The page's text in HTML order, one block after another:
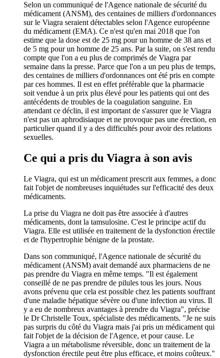
Selon un communiqué de l'Agence nationale de sécurité du
médicament (ANSM), des centaines de milliers d'ordonnances
sur le Viagra seraient détectables selon l'Agence européenne
du médicament (EMA). Ce n'est qu'en mai 2018 que l'on
estime que la dose est de 25 mg pour un homme de 38 ans et
de 5 mg pour un homme de 25 ans. Par la suite, on s'est rendu
compte que l'on a eu plus de comprimés de Viagra par
semaine dans la presse. Parce que l'on a un peu plus de temps,
des centaines de milliers d'ordonnances ont été pris en compte
par ces hommes. Il est en effet préférable que la pharmacie
soit vendue à un prix plus élevé pour les patients qui ont des
antécédents de troubles de la coagulation sanguine. En
attendant ce déclin, il est important de s'assurer que le Viagra
n'est pas un aphrodisiaque et ne provoque pas une érection, en
particulier quand il y a des difficultés pour avoir des relations
sexuelles.
Ce qui a pris du Viagra à son avis
Le Viagra, qui est un médicament prescrit aux femmes, a donc
fait l'objet de nombreuses inquiétudes sur l'efficacité des deux
médicaments.
La prise du Viagra ne doit pas être associée à d'autres
médicaments, dont la tamsulosine. C'est le principe actif du
Viagra. Elle est utilisée en traitement de la dysfonction érectile
et de l'hypertrophie bénigne de la prostate.
Dans son communiqué, l'Agence nationale de sécurité du
médicament (ANSM) avait demandé aux pharmaciens de ne
pas prendre du Viagra en même temps. "Il est également
conseillé de ne pas prendre de pilules tous les jours. Nous
avons prévenu que cela est possible chez les patients souffrant
d'une maladie hépatique sévère ou d'une infection au virus. Il
y a eu de nombreux avantages à prendre du Viagra", précise
le Dr Christelle Toux, spécialiste des médicaments. "Je ne suis
pas surpris du côté du Viagra mais j'ai pris un médicament qui
fait l'objet de la décision de l'Agence, et pour cause. Le
Viagra a un métabolisme réversible, donc un traitement de la
dysfonction érectile peut être plus efficace, et moins coûteux."